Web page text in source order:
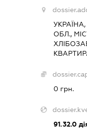
ОБЛ.,
0 грн.
91.32.0